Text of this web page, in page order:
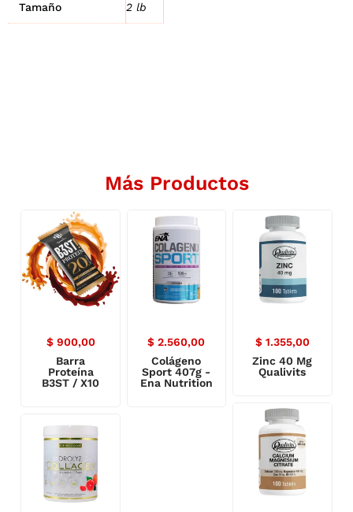
Tamaño 2 lb
Más Productos
$900,00
Barra
Proteína
B3ST / X10
$ 2.560,00
Colágeno
Sport 407g -
Ena Nutrition
$1.355,00
Zinc 40 Mg
Qualivits